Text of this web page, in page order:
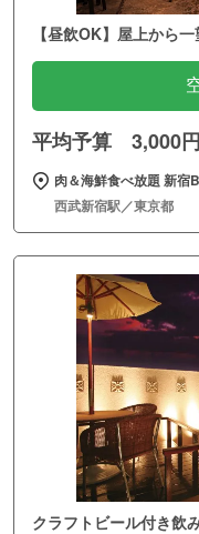
【昼飲OK】屋上から
平均予算 3,000円
肉＆海鮮食べ放題 新宿
西武新宿駅／東京都
クラフトビール付き飲